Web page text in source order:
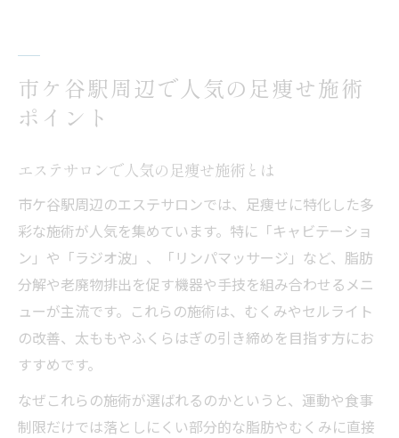
市ケ谷駅周辺で人気の足痩せ施術
ポイント
エステサロンで人気の足痩せ施術とは
市ケ谷駅周辺のエステサロンでは、足痩せに特化した多
彩な施術が人気を集めています。特に「キャビテーショ
ン」や「ラジオ波」、「リンパマッサージ」など、脂肪
分解や老廃物排出を促す機器や手技を組み合わせるメニ
ューが主流です。これらの施術は、むくみやセルライト
の改善、太ももやふくらはぎの引き締めを目指す方にお
すすめです。
なぜこれらの施術が選ばれるのかというと、運動や食事
制限だけでは落としにくい部分的な脂肪やむくみに直接